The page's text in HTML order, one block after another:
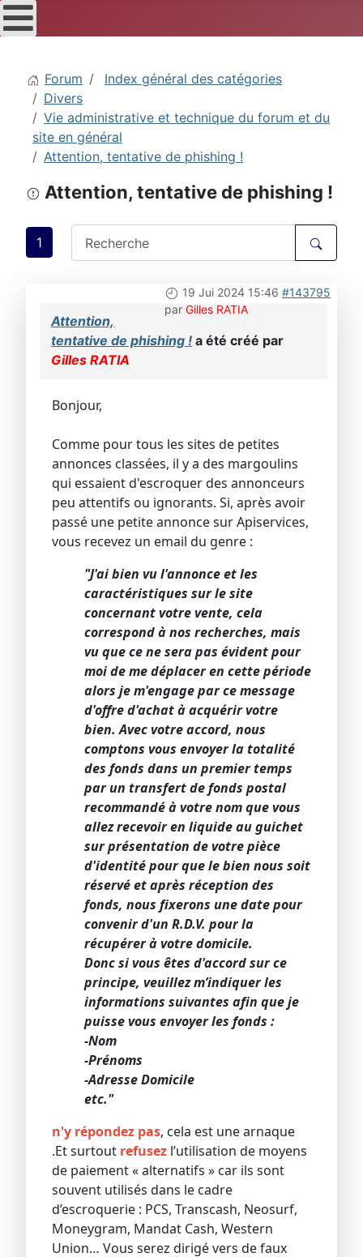
Forum
Index général des catégories
Divers
Vie administrative et technique du forum et du
site en général
Attention, tentative de phishing !
Attention, tentative de phishing !
1
19 Jui 2024 15:46 #143795
par Gilles RATIA
Attention,
tentative de phishing ! a été créé par
Gilles RATIA
Bonjour,
Comme pour tous les sites de petites
annonces classées, il y a des margoulins
qui essaient d'escroquer des annonceurs
peu attentifs ou ignorants. Si, après avoir
passé une petite annonce sur Apiservices,
vous recevez un email du genre :
"J'ai bien vu l'annonce et les
caractéristiques sur le site
concernant votre vente, cela
correspond à nos recherches, mais
vu que ce ne sera pas évident pour
moi de me déplacer en cette période
alors je m'engage par ce message
d'offre d'achat à acquérir votre
bien. Avec votre accord, nous
comptons vous envoyer la totalité
des fonds dans un premier temps
par un transfert de fonds postal
recommandé à votre nom que vous
allez recevoir en liquide au guichet
sur présentation de votre pièce
d'identité pour que le bien nous soit
réservé et après réception des
fonds, nous fixerons une date pour
convenir d'un R.D.V. pour la
récupérer à votre domicile.
Donc si vous êtes d'accord sur ce
principe, veuillez m’indiquer les
informations suivantes afin que je
puisse vous envoyer les fonds :
-Nom
-Prénoms
-Adresse Domicile
etc."
n'y répondez pas, cela est une arnaque
.Et surtout refusez l’utilisation de moyens
de paiement « alternatifs » car ils sont
souvent utilisés dans le cadre
d’escroquerie : PCS, Transcash, Neosurf,
Moneygram, Mandat Cash, Western
Union… Vous serez dirigé vers de faux